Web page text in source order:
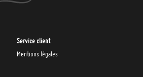
Service client
Mentions légales